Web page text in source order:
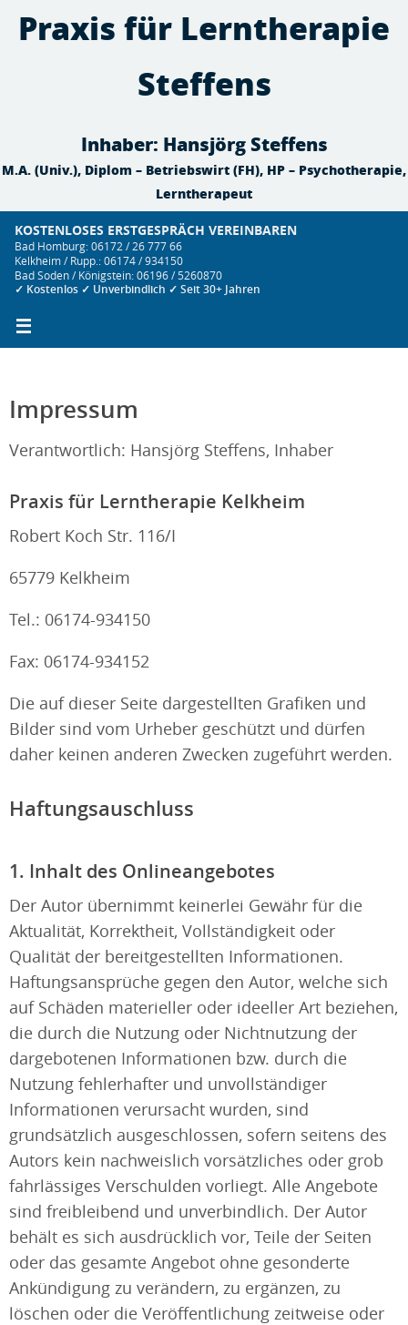
Inhalt
KOSTENLOSES ERSTGESPRÄCH VEREINBAREN
Bad Homburg: 06172 / 26 777 66
Kelkheim / Rupp.: 06174 / 934150
Bad Soden / Königstein: 06196 / 5260870
✓ Kostenlos ✓ Unverbindlich ✓ Seit 30+ Jahren
Praxis für Lerntherapie
Steffens
Inhaber: Hansjörg Steffens
M.A. (Univ.), Diplom – Betriebswirt (FH), HP – Psychotherapie,
Lerntherapeut
Impressum
Verantwortlich: Hansjörg Steffens, Inhaber
Praxis für Lerntherapie Kelkheim
Robert Koch Str. 116/I
65779 Kelkheim
Tel.: 06174-934150
Fax: 06174-934152
Die auf dieser Seite dargestellten Grafiken und
Bilder sind vom Urheber geschützt und dürfen
daher keinen anderen Zwecken zugeführt werden.
Haftungsauschluss
1. Inhalt des Onlineangebotes
Der Autor übernimmt keinerlei Gewähr für die
Aktualität, Korrektheit, Vollständigkeit oder
Qualität der bereitgestellten Informationen.
Haftungsansprüche gegen den Autor, welche sich
auf Schäden materieller oder ideeller Art beziehen,
die durch die Nutzung oder Nichtnutzung der
dargebotenen Informationen bzw. durch die
Nutzung fehlerhafter und unvollständiger
Informationen verursacht wurden, sind
grundsätzlich ausgeschlossen, sofern seitens des
Autors kein nachweislich vorsätzliches oder grob
fahrlässiges Verschulden vorliegt. Alle Angebote
sind freibleibend und unverbindlich. Der Autor
behält es sich ausdrücklich vor, Teile der Seiten
oder das gesamte Angebot ohne gesonderte
Ankündigung zu verändern, zu ergänzen, zu
löschen oder die Veröffentlichung zeitweise oder